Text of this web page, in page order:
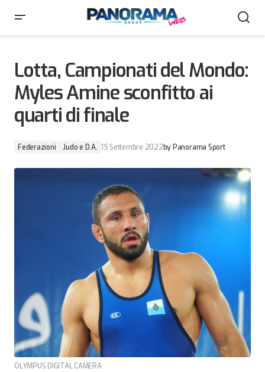
Lotta, Campionati del Mondo:
Myles Amine sconfitto ai
quarti di finale
Federazioni Judo e D.A. 15 Settembre 2022by Panorama Sport
OLYMPUS DIGITAL CAMERA